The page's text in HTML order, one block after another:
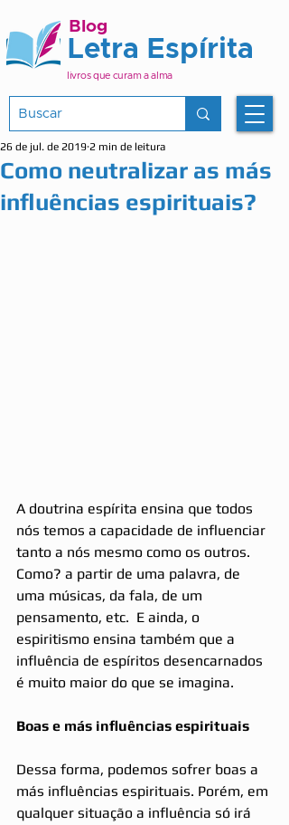
Letra Espírita
Blog
livros que curam a alma
Como neutralizar as más
influências espirituais?
26 de jul. de 2019 2 min de leitura
A doutrina espírita ensina que todos
nós temos a capacidade de influenciar
tanto a nós mesmo como os outros.
Como? a partir de uma palavra, de
uma músicas, da fala, de um
pensamento, etc.  E ainda, o
espiritismo ensina também que a
influência de espíritos desencarnados
é muito maior do que se imagina.
Boas e más influências espirituais
Dessa forma, podemos sofrer boas a
más influências espirituais. Porém, em
qualquer situação a influência só irá